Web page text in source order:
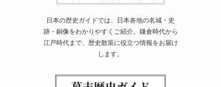
日本の歴史ガイドでは、日本各地の名城・史
跡・銅像をわかりやすくご紹介。鎌倉時代から
江戸時代まで、歴史散策に役立つ情報をお届け
します。